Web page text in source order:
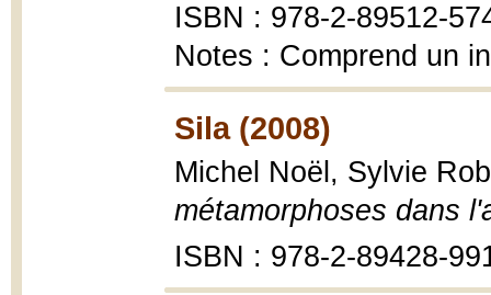
ISBN : 978-2-89512-
Notes : Comprend un
Sila (2008)
Michel Noël, Sylvie
métamorphoses dans
ISBN : 978-2-89428-